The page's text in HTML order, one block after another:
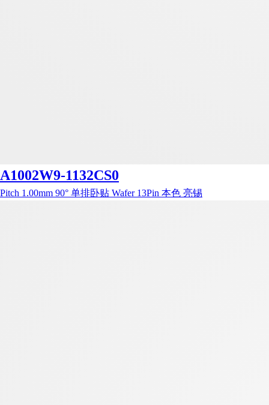
A1002W9-1132CS0
Pitch 1.00mm 90° 单排卧贴 Wafer 13Pin 本色 亮锡